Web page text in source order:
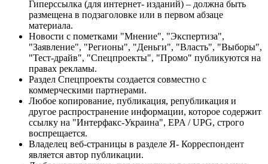
Гиперссылка (для интернет- изданий) – должна быть
размещена в подзаголовке или в первом абзаце
материала.
Новости с пометками "Мнение", "Экспертиза",
"Заявление", "Регионы", "Деньги", "Власть", "Выборы",
"Тест-драйв", "Спецпроекты", "Промо" публикуются на
правах рекламы.
Раздел Спецпроекты создается совместно с
коммерческими партнерами.
Любое копирование, публикация, републикация и
другое распространение информации, которое содержит
ссылку на "Интерфакс-Украина", EPA / UPG, строго
воспрещается.
Владелец веб-страницы в разделе Я- Корреспондент
является автор публикации.